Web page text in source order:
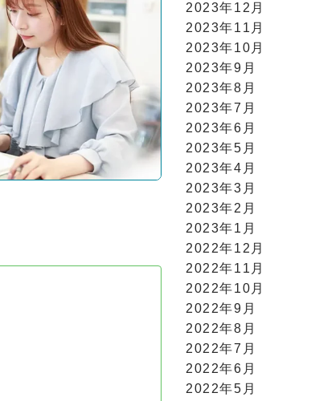
2023年12月
2023年11月
2023年10月
2023年9月
2023年8月
2023年7月
2023年6月
2023年5月
2023年4月
2023年3月
2023年2月
2023年1月
2022年12月
2022年11月
2022年10月
2022年9月
2022年8月
2022年7月
2022年6月
2022年5月